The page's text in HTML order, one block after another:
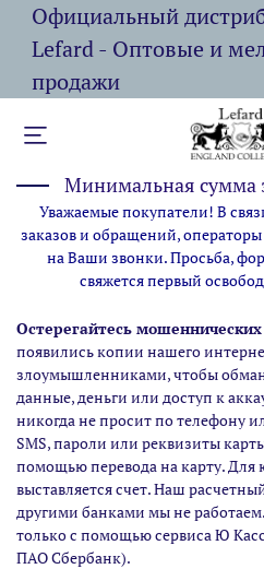
Официальный
Lefard - Оптовые и
продажи
Минимальная сумма
Уважаемые покупатели! В
заказов и обращений, операторы
на Ваши звонки. Просьба,
свяжется первый
Остерегайтесь мошеннических
появились копии нашего
злоумышленниками, чтобы
данные, деньги или доступ к
никогда не просит по телефону
SMS, пароли или реквизиты
помощью перевода на карту.
выставляется счет. Наш
другими банками мы не
только с помощью сервиса Ю
ПАО Сбербанк).